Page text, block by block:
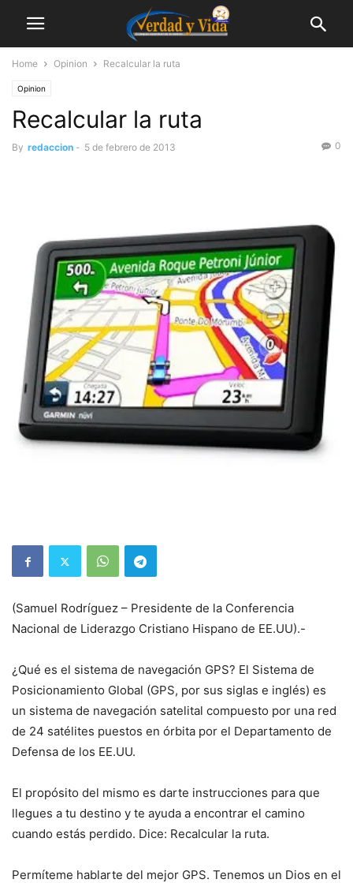
Home Opinion Recalcular la ruta
Opinion
Recalcular la ruta
By redaccion - 5 de febrero de 2013 0
(Samuel Rodríguez – Presidente de la Conferencia
Nacional de Liderazgo Cristiano Hispano de EE.UU).-
¿Qué es el sistema de navegación GPS? El Sistema de
Posicionamiento Global (GPS, por sus siglas e inglés) es
un sistema de navegación satelital compuesto por una red
de 24 satélites puestos en órbita por el Departamento de
Defensa de los EE.UU.
El propósito del mismo es darte instrucciones para que
llegues a tu destino y te ayuda a encontrar el camino
cuando estás perdido. Dice: Recalcular la ruta.
Permíteme hablarte del mejor GPS. Tenemos un Dios en el